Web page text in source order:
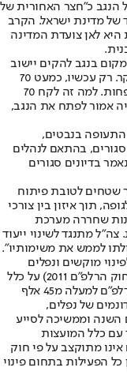
הנגב כ"חצר האחורית של
של מדינת ישראל. הקרב
לאן צועדת המדינה
לי מקום בנגב להקים יישוב
ל־600 משפחות - וכך התחילה מדרשת שדה בוקר. רק עכשיו, כמעט 70
שנה לאחר מכן, אנחנו באמת מגיעים ל־600 משפחות. למה זה לקח 70
אמור לפתח את הנגב,
בנבטים,
בהתאם לנהלים
בדיונים סגורים
שטחים לטובת פיתוח
תוך איזון בין צורכי
שחררה מערכת
מתנגד לשינוי ייעוד
לממש את משימותיו".
מוקשים ונפלים
בישראל היא הגוף המאסדר והמפקח ע״פ חוק ( חוק הרלפ״ם 2011) על כלל
הפינוי האזרחי בישראל. מיום הקמתה פינתה הרלפ״ם למעלה מ45 אלף
בהם למעלה מ-22 אלף דונמים של נפלים,
תפנה עוד 8000 דונמים השנה וממשיכה לסייע
כלל המועצות
אינו מתוקצב על פי חוק
כל הפעילות בתחום פינוי